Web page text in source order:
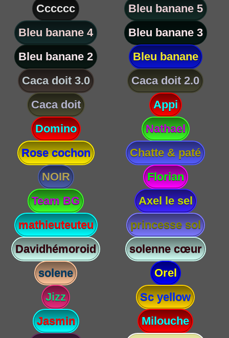
Cccccc
Bleu banane 5
Bleu banane 4
Bleu banane 3
Bleu banane 2
Bleu banane
Caca doit 3.0
Caca doit 2.0
Caca doit
Appi
Domino
Nathael
Rose cochon
Chatte & paté
NOIR
Florian
Team BG
Axel le sel
mathieuteuteu
princesse sol
Davidhémoroid
solenne cœur
solene
Orel
Jizz
Sc yellow
Jasmin
Milouche